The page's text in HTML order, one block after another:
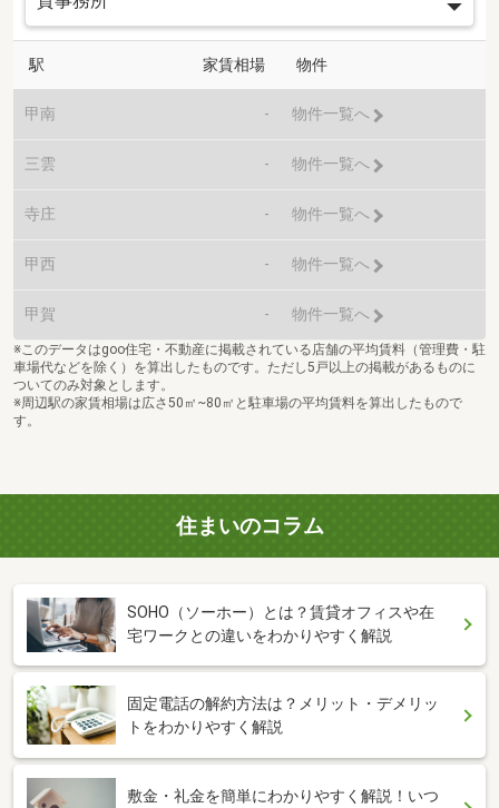
駅 家賃相場 物件
甲南 - 物件一覧へ
三雲 - 物件一覧へ
寺庄 - 物件一覧へ
甲西 - 物件一覧へ
甲賀 - 物件一覧へ
※このデータはgoo住宅・不動産に掲載されている店舗の平均賃料（管理費・駐
車場代などを除く）を算出したものです。ただし5戸以上の掲載があるものに
ついてのみ対象とします。
※周辺駅の家賃相場は広さ50㎡~80㎡と駐車場の平均賃料を算出したもので
す。
住まいのコラム
SOHO（ソーホー）とは？賃貸オフィスや在
宅ワークとの違いをわかりやすく解説
固定電話の解約方法は？メリット・デメリッ
トをわかりやすく解説
敷金・礼金を簡単にわかりやすく解説！いつ